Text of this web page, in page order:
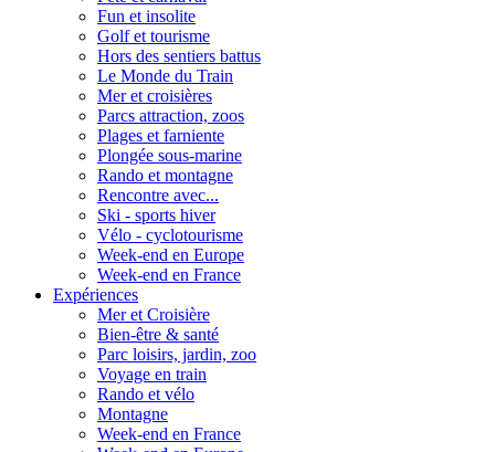
Fun et insolite
Golf et tourisme
Hors des sentiers battus
Le Monde du Train
Mer et croisières
Parcs attraction, zoos
Plages et farniente
Plongée sous-marine
Rando et montagne
Rencontre avec...
Ski - sports hiver
Vélo - cyclotourisme
Week-end en Europe
Week-end en France
Expériences
Mer et Croisière
Bien-être & santé
Parc loisirs, jardin, zoo
Voyage en train
Rando et vélo
Montagne
Week-end en France